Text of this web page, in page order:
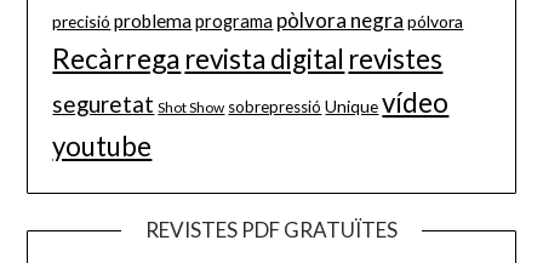
precisió problema programa pòlvora negra pólvora
Recàrrega revista digital revistes
seguretat Shot Show sobrepressió Unique vídeo
youtube
REVISTES PDF GRATUÏTES